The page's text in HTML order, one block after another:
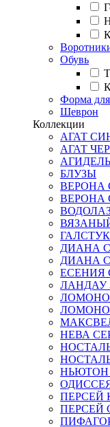
Обувь
Форма
Шеврон
Коллекции
АГАТ
АГАТ
БЛУЗЫ
ВЕРОНА
ВЕРОНА
ДИАНА
ДИАНА
ЕСЕНИЯ
ЛАНДАУ
НЕВА
НЬЮТОН
ПЕРСЕЙ
ПЕРСЕЙ